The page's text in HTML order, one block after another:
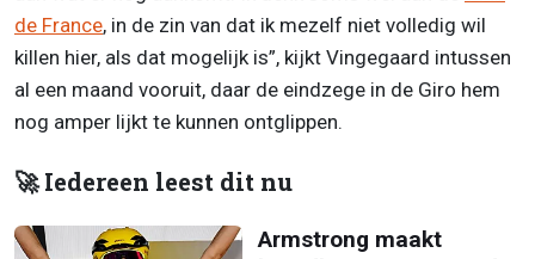
de France, in de zin van dat ik mezelf niet volledig wil
killen hier, als dat mogelijk is”, kijkt Vingegaard intussen
al een maand vooruit, daar de eindzege in de Giro hem
nog amper lijkt te kunnen ontglippen.
🚀 Iedereen leest dit nu
Armstrong maakt